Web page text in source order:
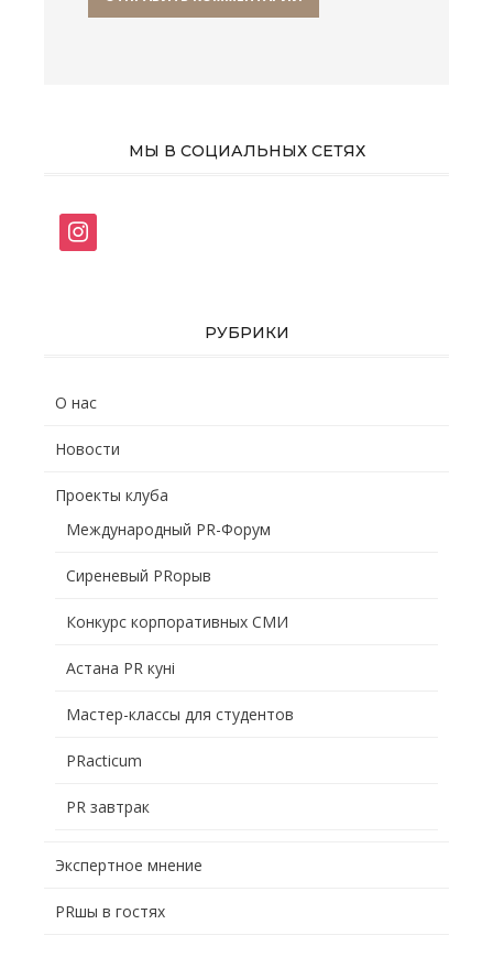
МЫ В СОЦИАЛЬНЫХ СЕТЯХ
instagram
РУБРИКИ
О нас
Новости
Проекты клуба
Международный PR-Форум
Сиреневый PRорыв
Конкурс корпоративных СМИ
Астана PR кунi
Мастер-классы для студентов
PRacticum
PR завтрак
Экспертное мнение
PRшы в гостях